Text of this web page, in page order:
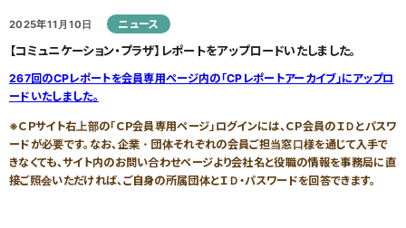
工務店サポート 優良工務店一覧
各種制度のご紹介
新築をお考えの方 リフォームをお考えの方
各種お問い合わせ
＞木造住宅／木造建築事例
2025年11月10日 ニュース
【コミュニケーション・プラザ】レポートをアップロードいたしました。
267回のCPレポートを会員専用ページ内の「CPレポートアーカイブ」にアップロ
ードいたしました。
※ＣＰサイト右上部の「ＣＰ会員専用ページ」ログインには、ＣＰ会員のＩＤとパスワ
ードが必要です。なお、企業・団体それぞれの会員ご担当窓口様を通じて入手で
きなくても、サイト内のお問い合わせページより会社名と役職の情報を事務局に直
接ご照会いただければ、ご自身の所属団体とＩＤ・パスワードを回答できます。